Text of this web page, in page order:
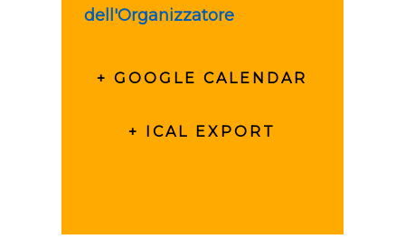
dell'Organizzatore
+ GOOGLE CALENDAR
+ ICAL EXPORT